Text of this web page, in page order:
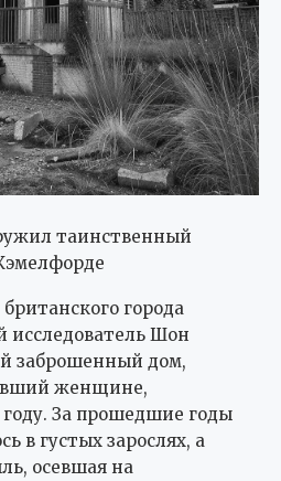
таинственный
города
исследователь Шон
заброшенный дом,
женщине,
году. За прошедшие годы
в густых зарослях, а
осевшая на